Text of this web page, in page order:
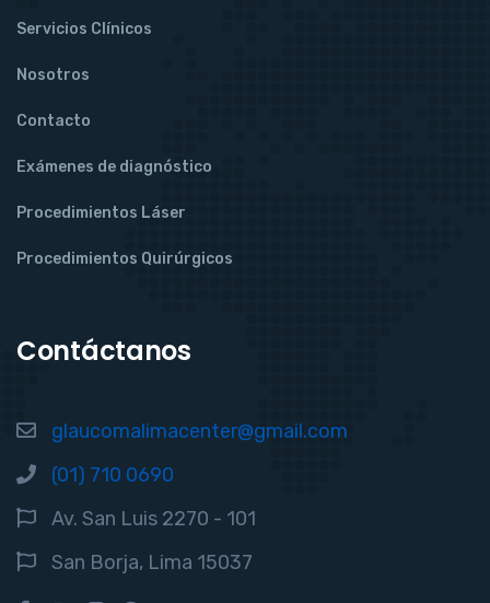
Servicios Clínicos
Nosotros
Contacto
Exámenes de diagnóstico
Procedimientos Láser
Procedimientos Quirúrgicos
Contáctanos
glaucomalimacenter@gmail.com
(01) 710 0690
Av. San Luis 2270 - 101
San Borja, Lima 15037